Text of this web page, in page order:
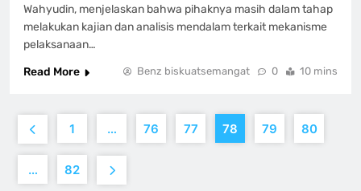
Wahyudin, menjelaskan bahwa pihaknya masih dalam tahap
melakukan kajian dan analisis mendalam terkait mekanisme
pelaksanaan…
Read More
Benz biskuatsemangat 0 10 mins
1 … 76 77 78 79 80
… 82